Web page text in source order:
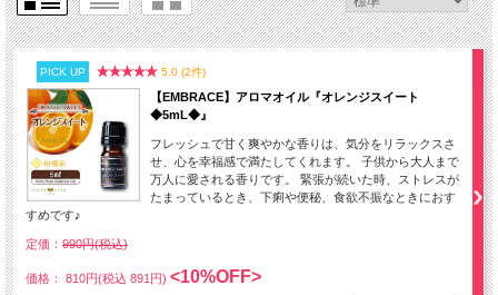
PICK UP 5.0 (2件)
【EMBRACE】アロマオイル『オレンジスイート
◆5mL◆』
フレッシュで甘く爽やかな香りは、気分をリラックスさ
せ、心を幸福感で満たしてくれます。 子供から大人まで
万人に愛される香りです。 緊張が続いた時、ストレスが
たまっているとき、下痢や便秘、食欲不振なときにおす
すめです♪
定価： 990円(税込)
価格： 810円(税込 891円) <10%OFF>